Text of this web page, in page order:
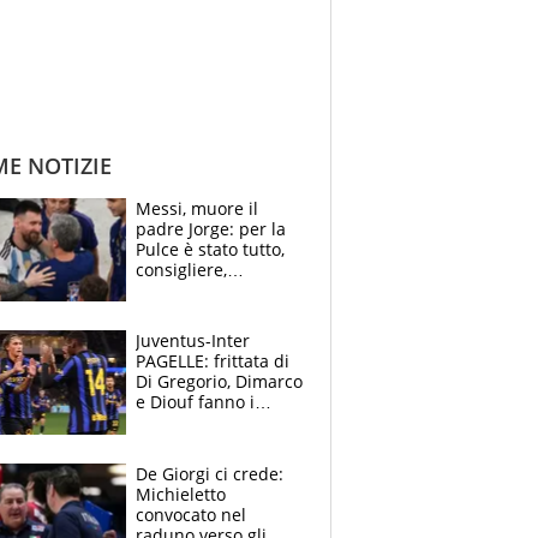
NOTIZIE
Messi, muore il
padre Jorge: per la
Pulce è stato tutto,
consigliere,
Juventus-Inter
PAGELLE: frittata di
Di Gregorio, Dimarco
e Diouf fanno i
scompare, Kolo fa
sperare
De Giorgi ci crede:
Michieletto
convocato nel